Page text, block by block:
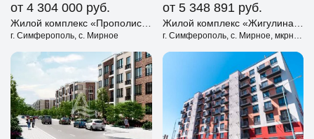
от 4 304 000 руб.
г. Симферополь, с. Мирное
от 5 348 891 руб.
г. Симферополь, с. Мирное, мкрн. Жигулина Роща